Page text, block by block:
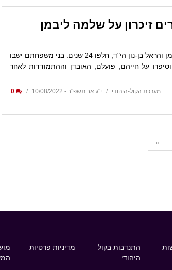
זיכרון על שלמה ליבמן
מאז נרצחו שלמה ליבמן והראל בן-נון הי"ד, חלפו 24 שנים. בני משפחתם ישבו
וסיפרו על חייהם, פועלם, האובדן וההתמודדות לאחר
מערכת הקול-היהודי י"ג אב תשפ"ב - 10/08/2022 0
«
התנדבות בקול
היהודי
מדיניות פרטיות